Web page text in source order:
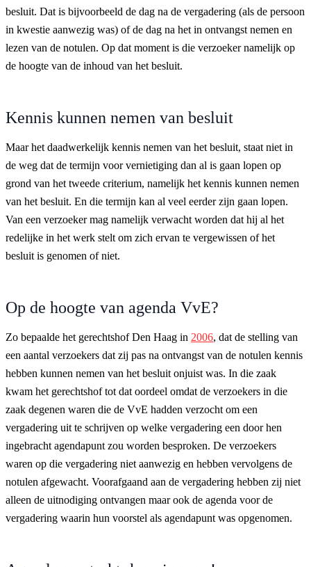
besluit. Dat is bijvoorbeeld de dag na de vergadering (als de persoon
in kwestie aanwezig was) of de dag na het in ontvangst nemen en
lezen van de notulen. Op dat moment is die verzoeker namelijk op
de hoogte van de inhoud van het besluit.
Kennis kunnen nemen van besluit
Maar het daadwerkelijk kennis nemen van het besluit, staat niet in
de weg dat de termijn voor vernietiging dan al is gaan lopen op
grond van het tweede criterium, namelijk het kennis kunnen nemen
van het besluit. En die termijn kan al veel eerder zijn gaan lopen.
Van een verzoeker mag namelijk verwacht worden dat hij al het
redelijke in het werk stelt om zich ervan te vergewissen of het
besluit is genomen of niet.
Op de hoogte van agenda VvE?
Zo bepaalde het gerechtshof Den Haag in 2006, dat de stelling van
een aantal verzoekers dat zij pas na ontvangst van de notulen kennis
hebben kunnen nemen van het besluit onjuist was. In die zaak
kwam het gerechtshof tot dat oordeel omdat de verzoekers in die
zaak degenen waren die de VvE hadden verzocht om een
vergadering uit te schrijven op welke vergadering een door hen
ingebracht agendapunt zou worden besproken. De verzoekers
waren op die vergadering niet aanwezig en hebben vervolgens de
notulen afgewacht. Voorafgaand aan de vergadering hebben zij niet
alleen de uitnodiging ontvangen maar ook de agenda voor de
vergadering waarin hun voorstel als agendapunt was opgenomen.